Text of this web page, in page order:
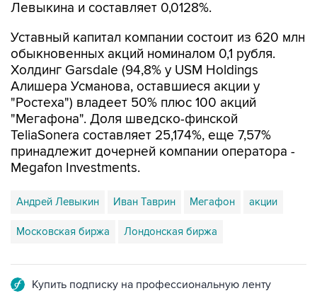
Левыкина и составляет 0,0128%.
Уставный капитал компании состоит из 620 млн
обыкновенных акций номиналом 0,1 рубля.
Холдинг Garsdale (94,8% у USM Holdings
Алишера Усманова, оставшиеся акции у
"Ростеха") владеет 50% плюс 100 акций
"Мегафона". Доля шведско-финской
TeliaSonera составляет 25,174%, еще 7,57%
принадлежит дочерней компании оператора -
Megafon Investments.
Андрей Левыкин Иван Таврин Мегафон акции
Московская биржа Лондонская биржа
Купить подписку на профессиональную ленту